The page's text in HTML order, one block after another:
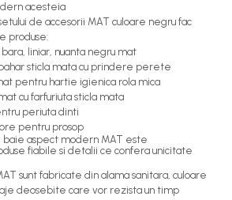
acesteia
de accesorii MAT culoare negru fac
produse:
liniar, nuanta negru mat
sticla mata cu prindere perete
pentru hartie igienica rola mica
cu farfuriuta sticla mata
periuta dinti
pentru prosop
baie aspect modern MAT este
fiabile si detalii ce confera unicitate
sunt fabricate din alama sanitara, culoare
deosebite care vor rezista un timp